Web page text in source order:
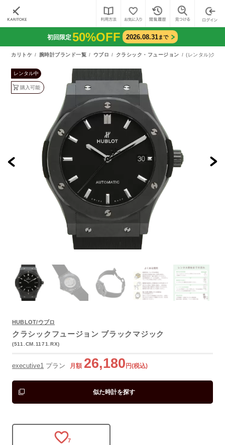
初回限定50%OFF 2026.08.31まで
カリトケ 腕時計ブランド一覧 ウブロ クラシック・フュージョン (レンタル)クラ
レンタル中
購入可能
HUBLOT/ウブロ
クラシックフュージョン ブラックマジック
(511.CM.1171.RX)
executive1 プラン 月額 26,180 円(税込)
似た時計を探す
7